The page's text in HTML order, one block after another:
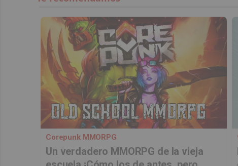
Corepunk MMORPG
Un verdadero MMORPG de la vieja